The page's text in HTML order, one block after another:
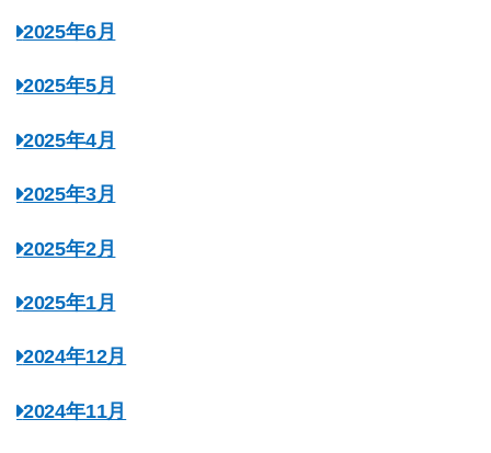
2025年6月
2025年5月
2025年4月
2025年3月
2025年2月
2025年1月
2024年12月
2024年11月